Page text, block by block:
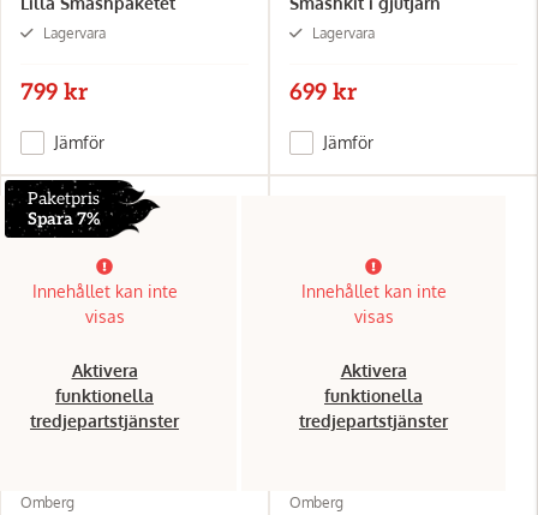
Lagervara
799 kr
Jämför
Lagervara
699 kr
Jämför
Paketpris
Spara 7%
Innehållet kan inte
visas
Aktivera
funktionella
tredjepartstjänster
Omberg
Innehållet kan inte
visas
Aktivera
funktionella
tredjepartstjänster
Omberg